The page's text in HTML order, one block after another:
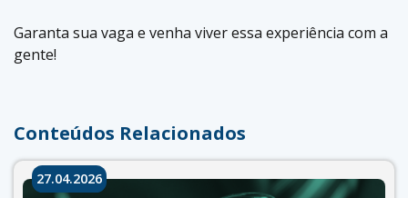
Garanta sua vaga e venha viver essa experiência com a
gente!
Conteúdos Relacionados
27.04.2026